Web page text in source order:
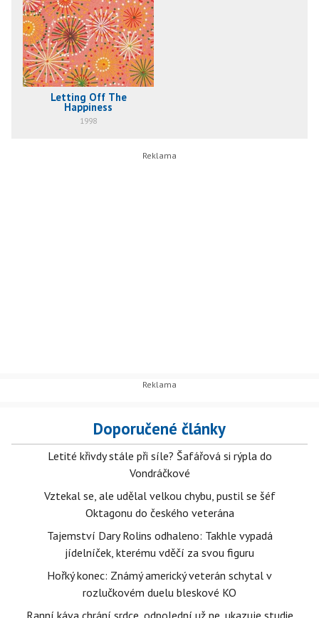
Letting Off The
Happiness
1998
Doporučené články
Letité křivdy stále při síle? Šafářová si rýpla do
Vondráčkové
Vztekal se, ale udělal velkou chybu, pustil se šéf
Oktagonu do českého veterána
Tajemství Dary Rolins odhaleno: Takhle vypadá
jídelníček, kterému vděčí za svou figuru
Hořký konec: Známý americký veterán schytal v
rozlučkovém duelu bleskové KO
Ranní káva chrání srdce, odpolední už ne, ukazuje studie